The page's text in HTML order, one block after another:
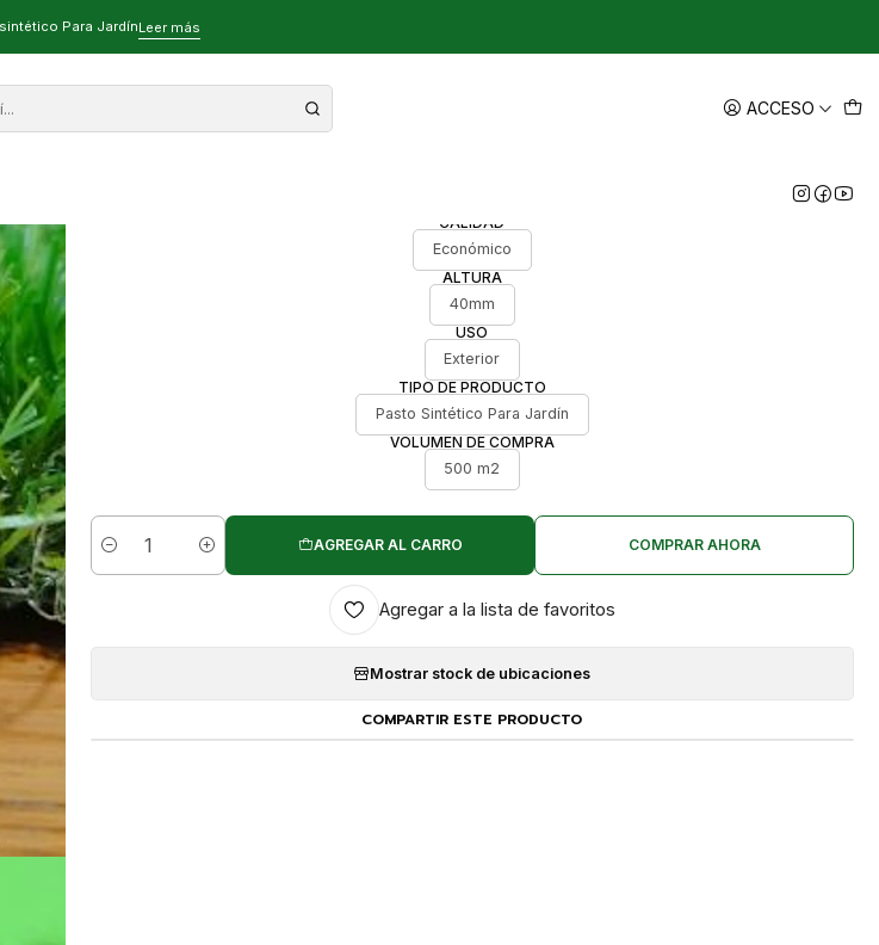
ACCESO
Para JardínLeer más
para importaciones
40mm Económico para jardín, Pasto sintético
CALIDAD
Económico
ALTURA
40mm
USO
Exterior
TIPO DE PRODUCTO
Pasto Sintético Para Jardín
VOLUMEN DE COMPRA
500 m2
Cantidad
AGREGAR AL CARRO COMPRAR AHORA
Agregar a la lista de favoritos
Mostrar stock de ubicaciones
COMPARTIR ESTE PRODUCTO